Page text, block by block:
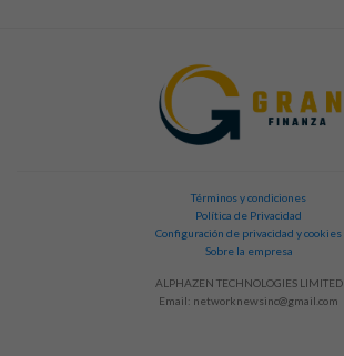
Términos y condiciones
Política de Privacidad
Configuración de privacidad y cookies
Sobre la empresa
ALPHAZEN TECHNOLOGIES LIMITED
Email: networknewsinc@gmail.com